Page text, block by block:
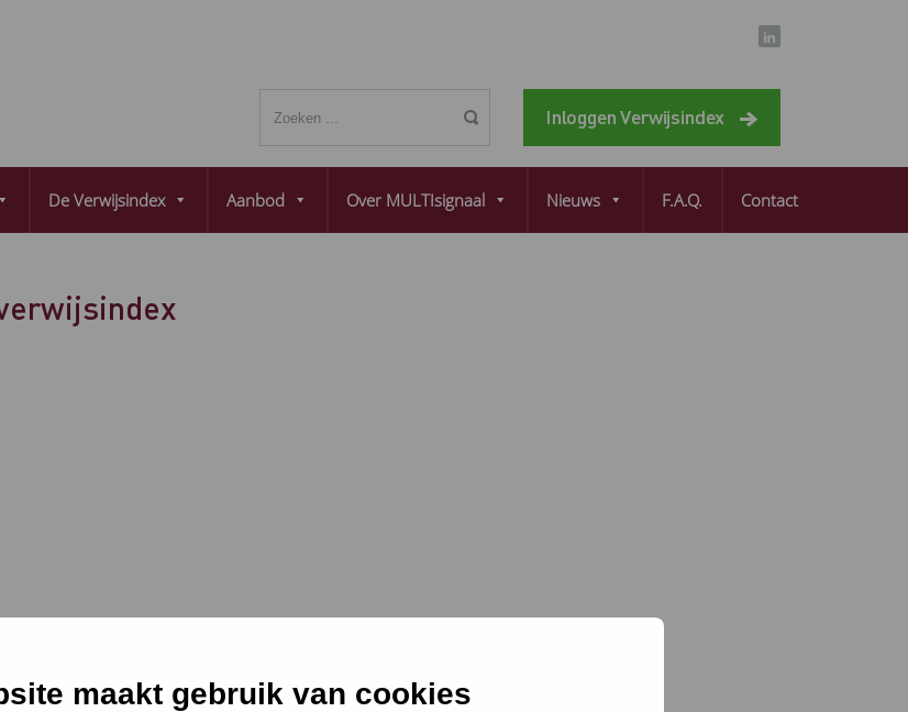
maakt gebruik van cookies
Inloggen Verwijsindex
De Verwijsindex Aanbod Over MULTIsignaal Nieuws F.A.Q. Contact